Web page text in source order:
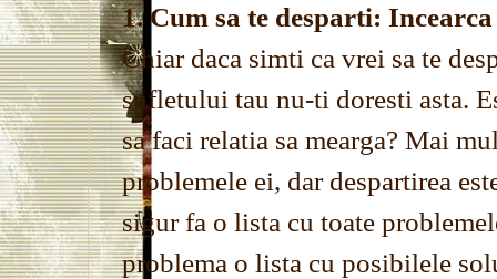
1. Cum sa te desparti:
Chiar daca simti ca vrei sa te
sufletului tau nu-ti doresti asta.
sa faci relatia sa mearga? Mai
problemele ei, dar despartirea
sigur fa o lista cu toate
problema o lista cu posibilele